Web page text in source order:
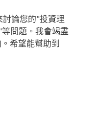
論您的"投資理
問題。我會竭盡
希望能幫助到